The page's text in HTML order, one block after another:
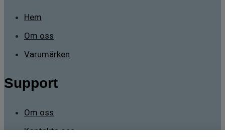
Hem
Om oss
Varumärken
Support
Om oss
Kontakta oss